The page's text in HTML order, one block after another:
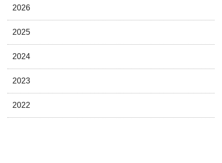
2026
2025
2024
2023
2022